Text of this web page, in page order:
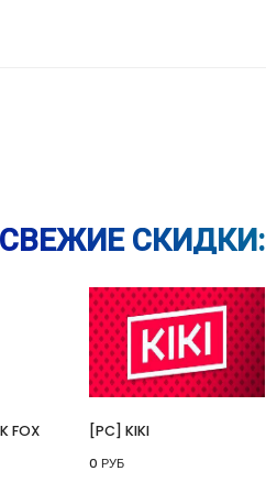
СКИДКИ:
FOX
[PC] KIKI
0 РУБ